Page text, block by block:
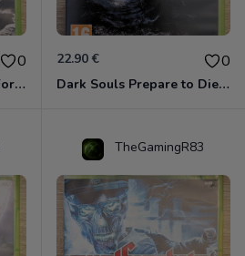
0
Hunted - The demon's Forge Xbox 360 (Complet CIB)
22.90 € 0
Dark Souls Prepare to Die Edition XBOX 360
TheGamingR83